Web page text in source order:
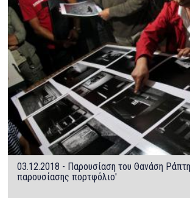
03.12.2018 - Παρουσίαση του Θανάση
παρουσίασης πορτφόλιο'